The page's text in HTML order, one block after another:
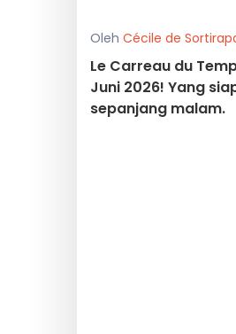
Oleh Cécile de
Le Carreau du
Juni 2026! Yang
sepanjang malam.